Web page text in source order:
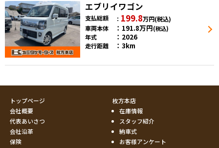
エブリイワゴン
支払総額 199.8万円(税込)
車両本体
191.8万円(税込)
年式 2026
走行距離 3km
トップページ
会社概要
代表あいさつ
会社沿革
保険
枚方本店
在庫情報
スタッフ紹介
納車式
お客様アンケート